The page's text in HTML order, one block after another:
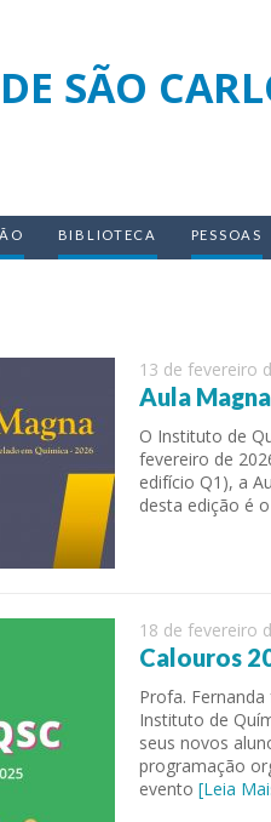
SÃO
BIBLIOTECA PESSOAS
13 de fevereiro
Aula
O Instituto de
fevereiro de
edifício Q1), a
desta edição é
18 de fevereiro
Calouros
Profa.
Instituto de
seus novos
programação
evento [Leia